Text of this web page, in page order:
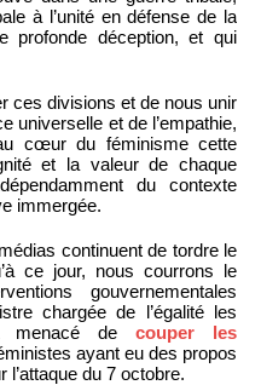
à l’unité en défense de la
profonde déception, et qui
ces divisions et de nous unir
universelle et de l’empathie,
cœur du féminisme cette
et la valeur de chaque
du contexte
immergée.
continuent de tordre le
ce jour, nous courrons le
gouvernementales
chargée de l’égalité les
menacé decouper les
ayant eu des propos
du 7 octobre.